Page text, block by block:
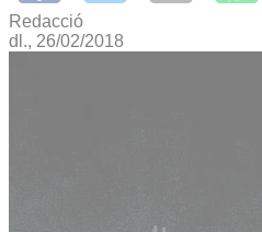
Redacció
dl., 26/02/2018